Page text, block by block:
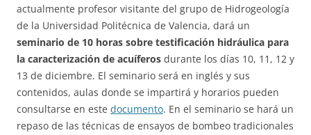
actualmente profesor visitante del grupo de Hidrogeología
de la Universidad Politécnica de Valencia, dará un
seminario de 10 horas sobre testificación hidráulica para
la caracterización de acuíferos durante los días 10, 11, 12 y
13 de diciembre. El seminario será en inglés y sus
contenidos, aulas donde se impartirá y horarios pueden
consultarse en este documento. En el seminario se hará un
repaso de las técnicas de ensayos de bombeo tradicionales